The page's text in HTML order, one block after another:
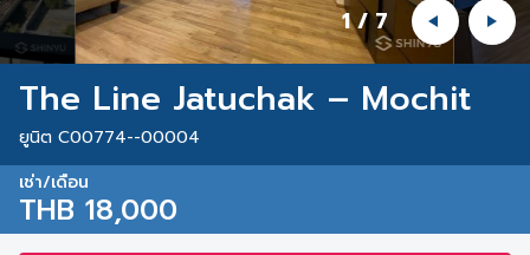
1/7
The Line Jatuchak – Mochit
ยูนิต C00774--00004
เช่า/เดือน
THB 18,000